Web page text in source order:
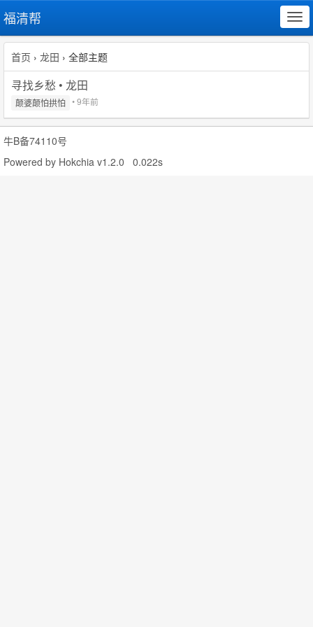
福清帮
首页 › 龙田 › 全部主题
寻找乡愁 • 龙田
颠婆颠怕拱怕 • 9年前
牛B备74110号
Powered by Hokchia v1.2.0 0.022s